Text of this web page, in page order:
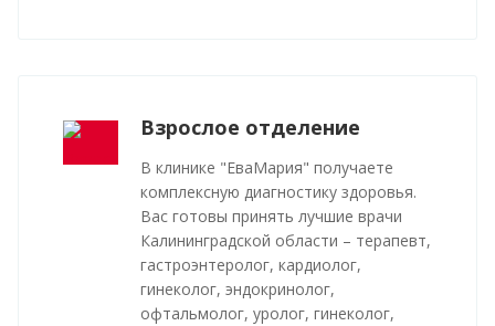
Взрослое отделение
В клинике "ЕваМария" получаете
комплексную диагностику здоровья.
Вас готовы принять лучшие врачи
Калининградской области – терапевт,
гастроэнтеролог, кардиолог,
гинеколог, эндокринолог,
офтальмолог, уролог, гинеколог,